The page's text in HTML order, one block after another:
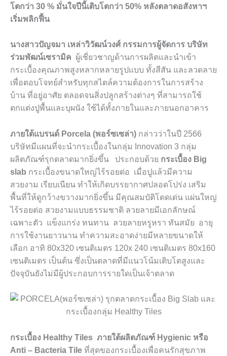
โตกว่า 30 % มั่นใจปีนี้เติบโตกว่า 50% หลังตลาดอสังหาฯ
เริ่มพลิกฟื้น
นางสาวปัญจมา เหล่าวิวัฒน์วงศ์ กรรมการผู้จัดการ บริษัท
ร่วมพัฒน์เซรามิค ผู้เชี่ยวชาญด้านการผลิตและนำเข้า
กระเบื้องคุณภาพสูงหลากหลายรูปแบบ ทั้งสีสัน และลวดลาย
เพื่อตอบโจทย์สำหรับทุกสไตล์ความต้องการในการสร้าง
บ้าน ที่อยู่อาศัย ตลอดจนสิ่งปลูกสร้างต่างๆ ที่สามารถใช้
ตกแต่งปูพื้นและบุผนัง ใช้ได้ทั้งภายในและภายนอกอาคาร
ภายใต้แบรนด์ Porcela (พอร์ซเซล่า) กล่าวว่าในปี 2566
บริษัทมีแผนที่จะนำกระเบื้องในกลุ่ม
Innovation 3 กลุ่ม
ผลิตภัณฑ์รุกตลาดมากยิ่งขึ้น ประกอบด้วย กระเบื้อง Big
slab กระเบื้องขนาดใหญ่ไร้รอยต่อ เมื่อปูแล้วมีความ
สวยงาม เรียบเนียน ทำให้เกิดบรรยากาศปลอดโปร่ง เสริม
พื้นที่ให้ดูกว้างขวางมากยิ่งขึ้น มีคุณสมบัติโดดเด่น แผ่นใหญ่
ไร้รอยต่อ สวยงามแบบธรรมชาติ ลวยลายมีเอกลักษณ์
เฉพาะตัว แข็งแกร่ง ทนทาน ลวยลายหรูหรา ทันสมัย อายุ
การใช้งานยาวนาน ทำความสะอาดง่ายมีหลายขนาดให้
เลือก อาทิ 80x320 เซนติเมตร 120x 240 เซนติเมตร 80x160
เซนติเมตร เป็นต้น ซึ่งเป็นตลาดที่มีแนวโน้มเติบโตสูงและ
ปัจจุบันยังไม่มีผู้ประกอบการรายใดเป็นเจ้าตลาด
กระเบื้อง Healthy Tiles ภายใต้ผลิตภัณฑ์ Hygienic หรือ
Anti – Bacteria Tile ที่สุดของกระเบื้องเพื่อคนรักสุขภาพ